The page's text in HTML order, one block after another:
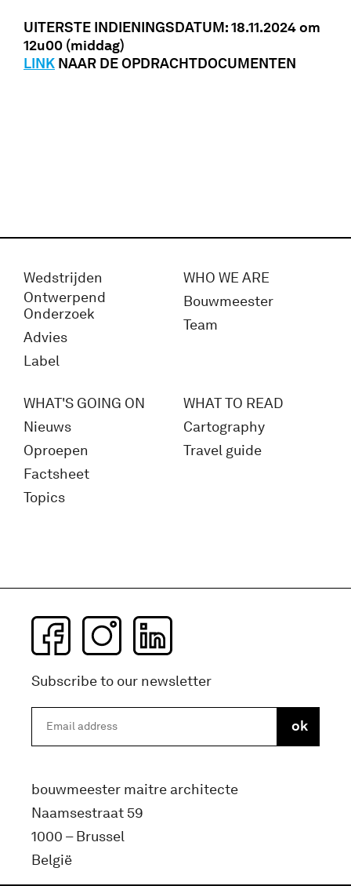
UITERSTE INDIENINGSDATUM: 18.11.2024 om
12u00 (middag)
LINK NAAR DE OPDRACHTDOCUMENTEN
Wedstrijden
Ontwerpend
Onderzoek
Advies
Label
WHO WE ARE
Bouwmeester
Team
WHAT'S GOING ON
Nieuws
Oproepen
Factsheet
Topics
WHAT TO READ
Cartography
Travel guide
Subscribe to our newsletter
bouwmeester maitre architecte
Naamsestraat 59
1000 – Brussel
België